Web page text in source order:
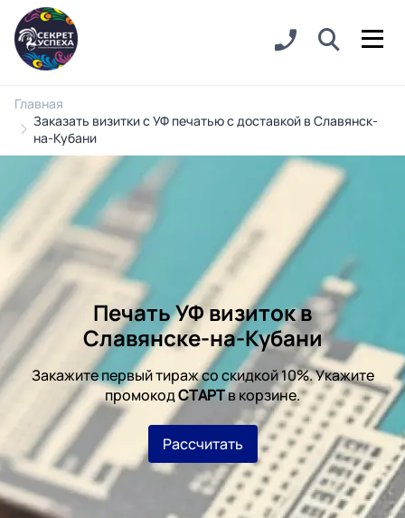
Главная
Заказать визитки с УФ печатью с доставкой в Славянск-
на-Кубани
Печать УФ визиток в
Славянске-на-Кубани
Закажите первый тираж со скидкой 10%. Укажите
промокодСТАРТв корзине.
Рассчитать